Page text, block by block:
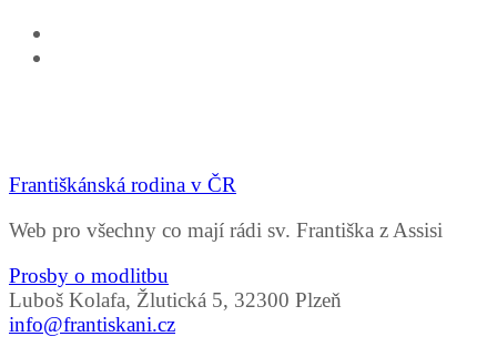
Františkánská rodina v ČR
Web pro všechny co mají rádi sv. Františka z Assisi
Prosby o modlitbu
Luboš Kolafa, Žlutická 5, 32300 Plzeň
info@frantiskani.cz